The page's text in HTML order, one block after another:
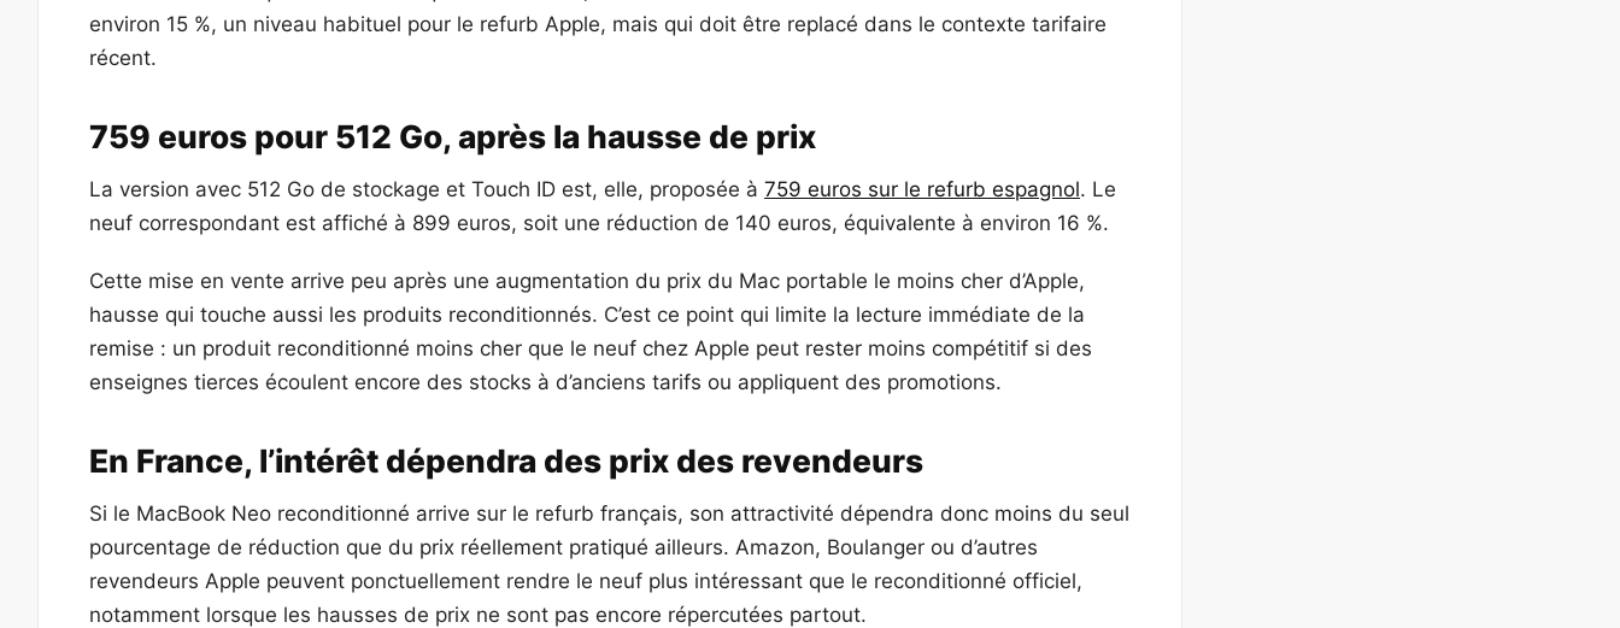
environ 15 %, un niveau habituel pour le refurb Apple, mais qui doit être replacé dans le contexte tarifaire
récent.
759 euros pour 512 Go, après la hausse de prix
La version avec 512 Go de stockage et Touch ID est, elle, proposée à 759 euros sur le refurb espagnol. Le
neuf correspondant est affiché à 899 euros, soit une réduction de 140 euros, équivalente à environ 16 %.
Cette mise en vente arrive peu après une augmentation du prix du Mac portable le moins cher d’Apple,
hausse qui touche aussi les produits reconditionnés. C’est ce point qui limite la lecture immédiate de la
remise : un produit reconditionné moins cher que le neuf chez Apple peut rester moins compétitif si des
enseignes tierces écoulent encore des stocks à d’anciens tarifs ou appliquent des promotions.
En France, l’intérêt dépendra des prix des revendeurs
Si le MacBook Neo reconditionné arrive sur le refurb français, son attractivité dépendra donc moins du seul
pourcentage de réduction que du prix réellement pratiqué ailleurs. Amazon, Boulanger ou d’autres
revendeurs Apple peuvent ponctuellement rendre le neuf plus intéressant que le reconditionné officiel,
notamment lorsque les hausses de prix ne sont pas encore répercutées partout.